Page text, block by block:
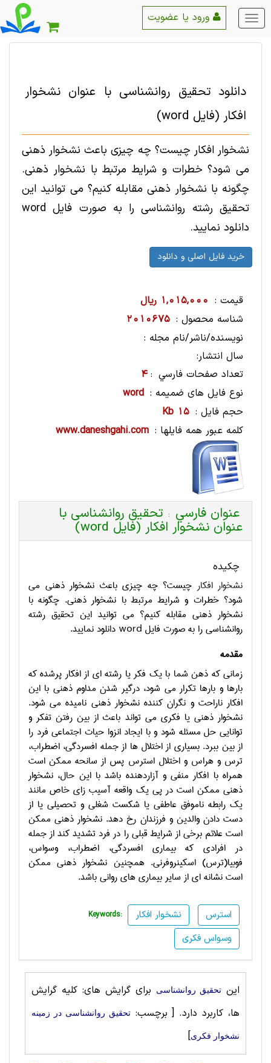
منو
اصلی
دانلود تحقیق روانشناسی با عنوان نشخوار
افکار (فایل word)
نشخوار افکار چیست؟ چه چیزی باعث نشخوار ذهنی
می شود؟ خطرات و شرایط مرتبط با نشخوار ذهنی.
چگونه با نشخوار ذهنی مقابله کنیم؟ می توانید این
تحقیق رشته روانشناسی را به صورت فایل word
دانلود نمایید.
قیمت : 1,015,000 ریال
شناسه محصول : 2010675
نویسنده/ناشر/نام مجله :
سال انتشار:
تعداد صفحات فارسي :
4
نوع فایل های ضمیمه : word
حجم فایل : 15 Kb
کلمه عبور همه فایلها : www.daneshgahi.com
عنوان فارسي : تحقیق روانشناسی با
عنوان نشخوار افکار (فایل word)
چکیده
نشخوار افکارچیست؟ چه چیزی باعث نشخوار ذهنی می
شود؟ خطرات و شرایط مرتبط با نشخوار ذهنی. چگونه با
نشخوار ذهنی مقابله کنیم؟ می توانید این تحقیق رشته
روانشناسی را به صورت فایل word دانلود نمایید.
مقدمه
زمانی که ذهن شما با یک فکر یا رشته ای از افکار پرشده که
بارها و بارها تکرار می شود، درگیر شدن مداوم ذهنی با این
افکار ناراحت و نگران کننده نشخوار ذهنی نامیده می شود.
نشخوار ذهنی یا فکری می تواند باعث از بین رفتن تفکر و
توانایی حل مسئله شود و با ایجاد انزوا حیات اجتماعی فرد را
از بین ببرد. بسیاری از اختلال ها از جمله افسردگی، اضطراب،
ترس و هراس و اختلال استرس پس از سانحه ممکن است
همراه با افکار منفی و آزاردهنده باشد با این حال، نشخوار
ذهنی ممکن است در پی یک واقعه آسیب زای خاص مانند
یک رابطه ناموفق عاطفی یا شکست شغلی و تحصیلی یا از
دست دادن والدین و فرزندان رخ دهد. نشخوار ذهنی ممکن
است علائم برخی از شرایط قبلی را در فرد تشدید کند از جمله
در افرادی که بیماری افسردگی، اضطراب، وسواس،
فوبیا(ترس) اسکینروفرنی. همچنین نشخوار ذهنی ممکن
است نشانه ای از سایر بیماری های روانی باشد.
Keywords: نشخوار افکار
استرس
وسواس فکری
این تحقیق روانشناسی
برای گرایش های: کلیه گرایش
ها، کاربرد دارد. [ برچسب:تحقیق روانشناسی در زمینه
نشخوار فکری]